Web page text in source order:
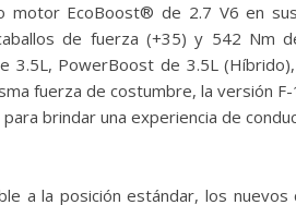
motor EcoBoost® de 2.7 V6 en
de fuerza (+35) y 542 Nm
3.5L, PowerBoost de 3.5L
fuerza de costumbre, la versión
brindar una experiencia de
a la posición estándar, los